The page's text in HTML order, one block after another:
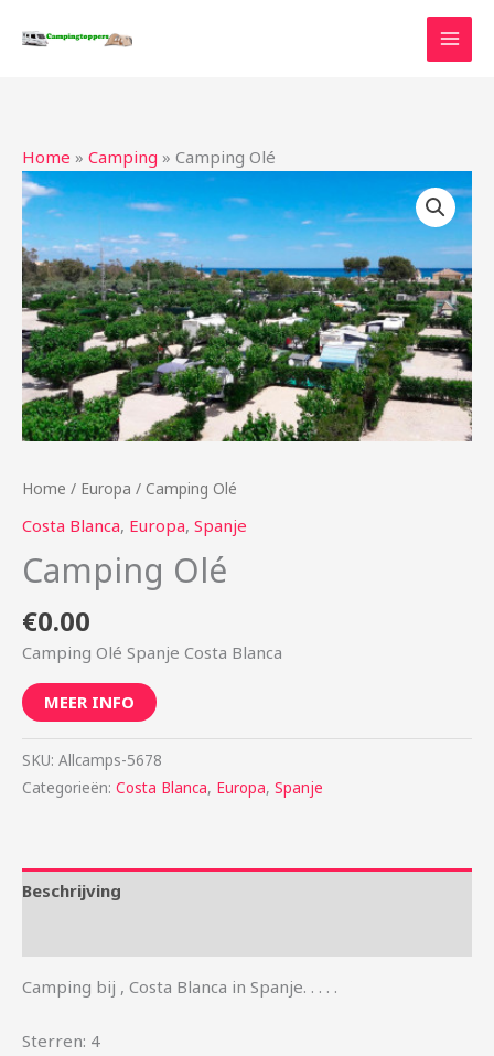
naar
Home » Camping » Camping Olé
Home / Europa / Camping Olé
Costa Blanca, Europa, Spanje
Camping Olé
€0.00
Camping Olé Spanje Costa Blanca
MEER INFO
SKU: Allcamps-5678
Categorieën: Costa Blanca, Europa, Spanje
Beschrijving
Camping bij , Costa Blanca in Spanje. . . . .
Sterren: 4